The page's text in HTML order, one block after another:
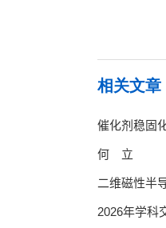
相关文章